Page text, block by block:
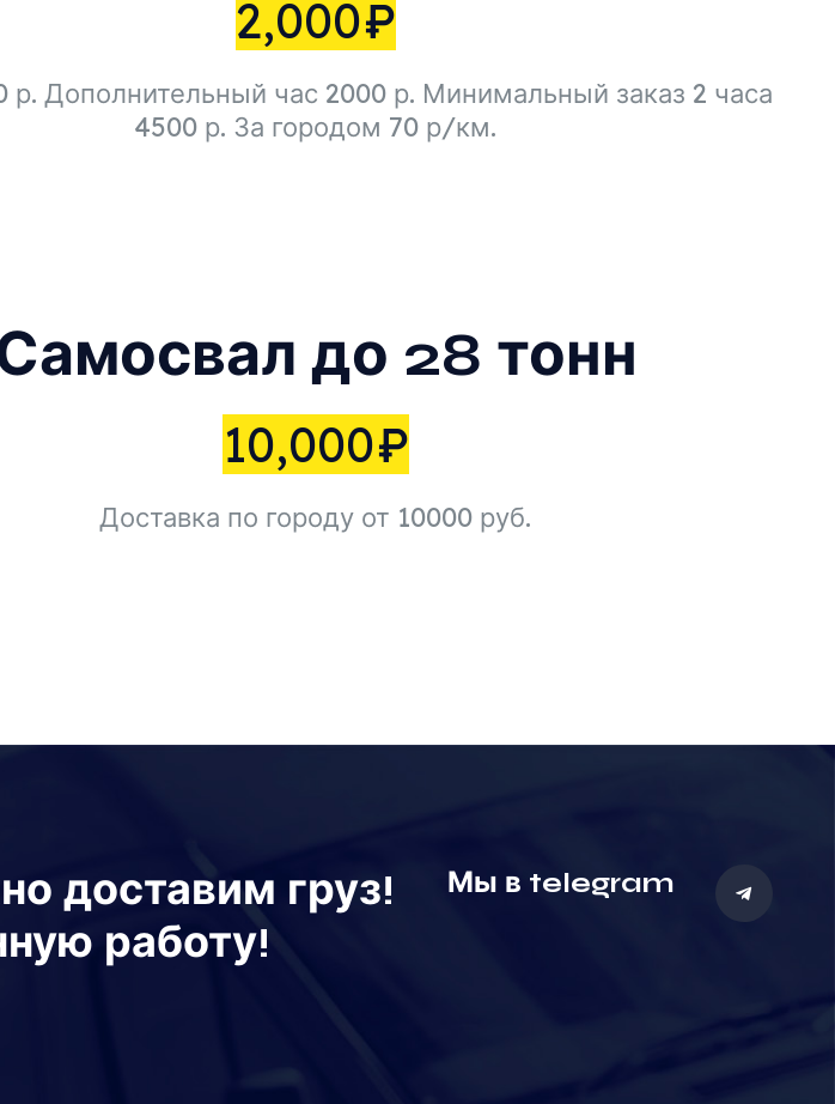
2,000₽
р. Дополнительный час 2000 р. Минимальный заказ 2 часа
4500 р. За городом 70 р/км.
до 28 тонн
10,000₽
Доставка по городу от 10000 руб.
доставим груз!
работу!
Мы в telegram